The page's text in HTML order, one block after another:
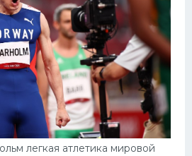
легкая атлетика мировой